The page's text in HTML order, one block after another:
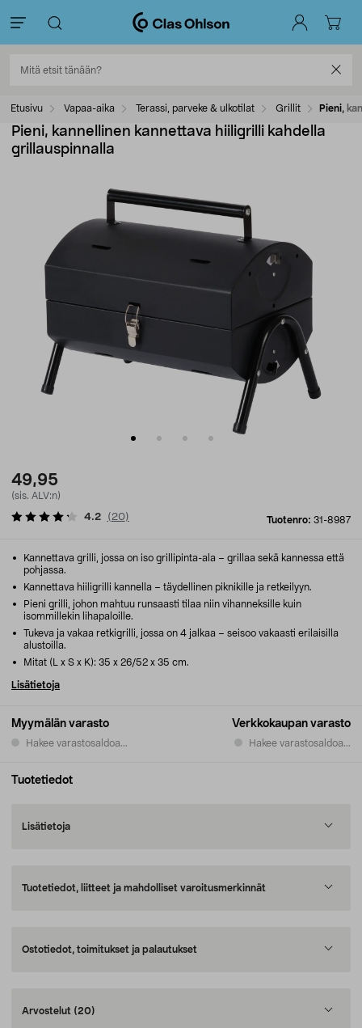
Etusivu Vapaa-aika Terassi, parveke & ulkotilat Grillit Pieni,
Pieni, kannellinen kannettava hiiligrilli kahdella
grillauspinnalla
49,95
(sis. ALV:n)
Tuotenro: 31-8987
4.2 ( 20)
Myymälän varasto
Hakee varastosaldoa...
Verkkokaupan varasto
Hakee varastosaldoa...
Kannettava grilli, jossa on iso grillipinta-ala – grillaa sekä kannessa että
pohjassa.
Kannettava hiiligrilli kannella – täydellinen piknikille ja retkeilyyn.
Pieni grilli, johon mahtuu runsaasti tilaa niin vihanneksille kuin
isommillekin lihapaloille.
Tukeva ja vakaa retkigrilli, jossa on 4 jalkaa – seisoo vakaasti erilaisilla
alustoilla.
Mitat (L x S x K): 35 x 26/52 x 35 cm.
Lisätietoja
Tuotetiedot
Lisätietoja
Tuotetiedot, liitteet ja mahdolliset varoitusmerkinnät
Ostotiedot, toimitukset ja palautukset
Arvostelut (20)